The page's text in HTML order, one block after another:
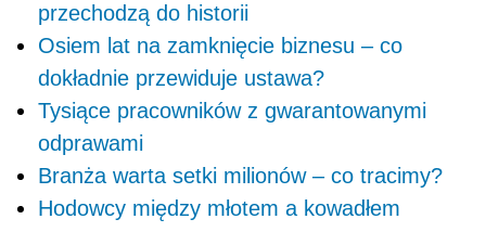
przechodzą do historii
Osiem lat na zamknięcie biznesu – co
dokładnie przewiduje ustawa?
Tysiące pracowników z gwarantowanymi
odprawami
Branża warta setki milionów – co tracimy?
Hodowcy między młotem a kowadłem